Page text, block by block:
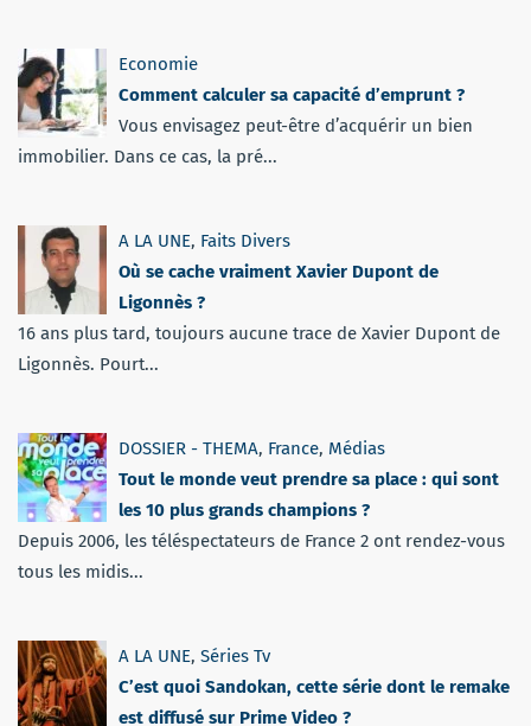
Economie
Comment calculer sa capacité d’emprunt ?
Vous envisagez peut-être d’acquérir un bien
immobilier. Dans ce cas, la pré...
A LA UNE, Faits Divers
Où se cache vraiment Xavier Dupont de
Ligonnès ?
16 ans plus tard, toujours aucune trace de Xavier Dupont de
Ligonnès. Pourt...
DOSSIER - THEMA, France, Médias
Tout le monde veut prendre sa place : qui sont
les 10 plus grands champions ?
Depuis 2006, les téléspectateurs de France 2 ont rendez-vous
tous les midis...
A LA UNE, Séries Tv
C’est quoi Sandokan, cette série dont le remake
est diffusé sur Prime Video ?